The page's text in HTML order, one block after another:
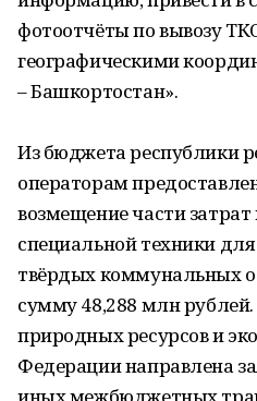
фотоотчёты по вывозу
географическими
– Башкортостан».
Из бюджета республики
операторам
возмещение части
специальной техники
твёрдых коммунальных
сумму 48,288 млн
природных ресурсов и
Федерации направлена